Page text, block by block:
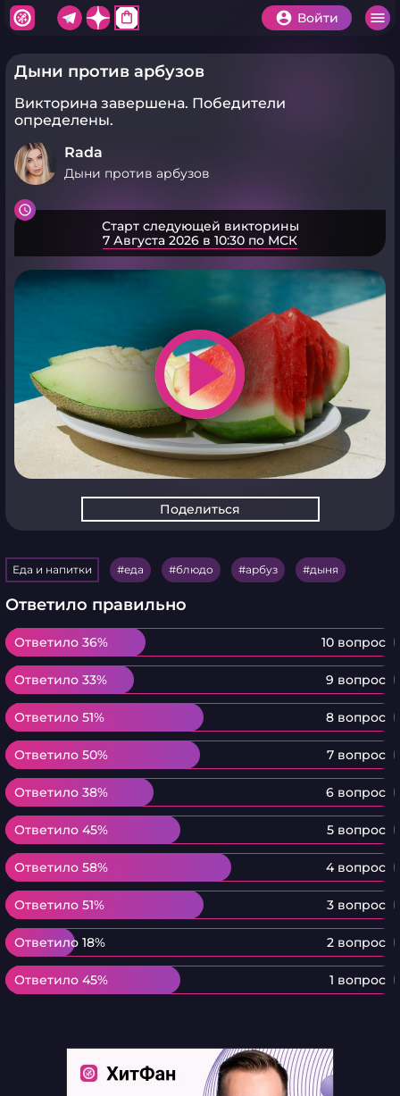
shopping_bag Войти
Дыни против арбузов
Викторина завершена. Победители
определены.
Rada
Дыни против арбузов
Старт следующей викторины
7 Августа 2026 в 10:30 по МСК
play_arrow
Поделиться
Еда и напитки еда блюдо арбуз дыня
Ответило правильно
Ответило 36% 10 вопрос
Ответило 36%
Ответило 33% 9 вопрос
Ответило 33%
Ответило 51% 8 вопрос
Ответило 51%
Ответило 50% 7 вопрос
Ответило 50%
Ответило 38% 6 вопрос
Ответило 38%
Ответило 45% 5 вопрос
Ответило 45%
Ответило 58% 4 вопрос
Ответило 58%
Ответило 51% 3 вопрос
Ответило 51%
Ответило 18% 2 вопрос
Ответило 18%
Ответило 45% 1 вопрос
Ответило 45%